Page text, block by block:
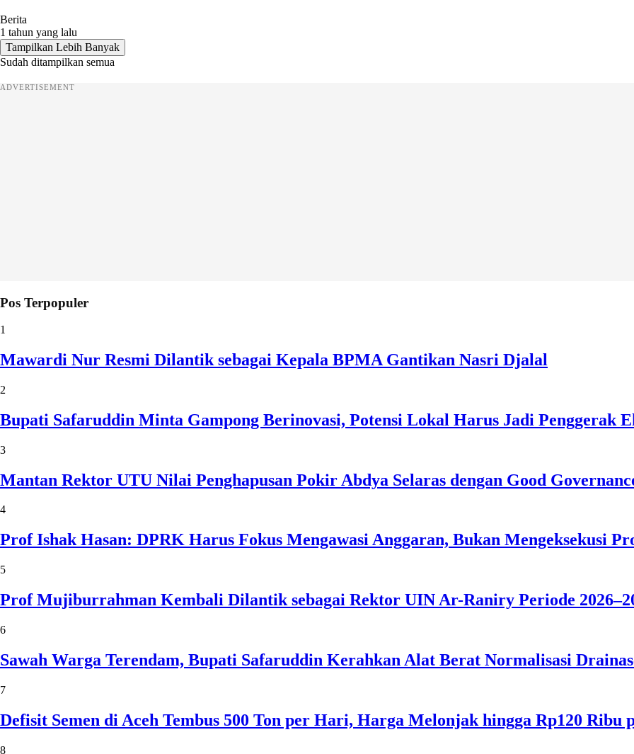
Berita
1 tahun yang lalu
Tampilkan Lebih Banyak
Sudah ditampilkan semua
ADVERTISEMENT
Pos Terpopuler
1
Mawardi Nur Resmi Dilantik sebagai Kepala BPMA Gantikan Nasri Djalal
2
Bupati Safaruddin Minta Gampong Berinovasi, Potensi Lokal Harus Jadi Penggerak
3
Mantan Rektor UTU Nilai Penghapusan Pokir Abdya Selaras dengan Good
4
Prof Ishak Hasan: DPRK Harus Fokus Mengawasi Anggaran, Bukan Mengeksekusi
5
Prof Mujiburrahman Kembali Dilantik sebagai Rektor UIN Ar-Raniry Periode
6
Sawah Warga Terendam, Bupati Safaruddin Kerahkan Alat Berat Normalisasi
7
Defisit Semen di Aceh Tembus 500 Ton per Hari, Harga Melonjak hingga Rp120 Ribu
8